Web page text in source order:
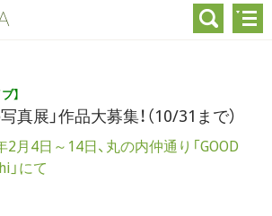
】
真展」作品大募集！（10/31まで）
月4日～14日、丸の内仲通り「GOOD
」にて